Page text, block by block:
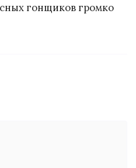
гонщиков громко